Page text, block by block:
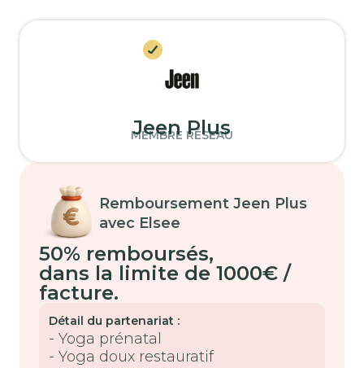
Jeen Plus
MEMBRE RÉSEAU
Remboursement Jeen Plus
avec Elsee
50% remboursés,
dans la limite de 1000€ /
facture.
Détail du partenariat :
- Yoga prénatal
- Yoga doux restauratif